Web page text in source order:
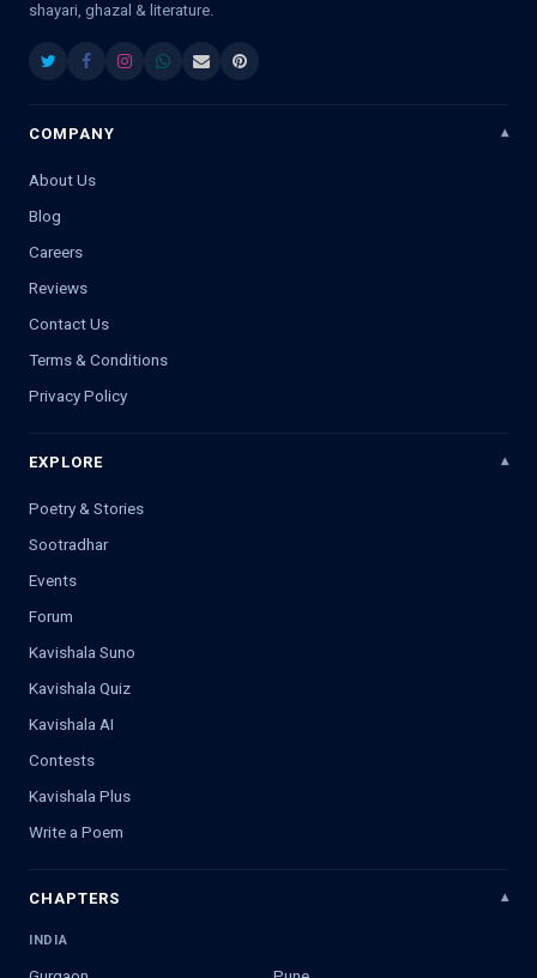
shayari, ghazal & literature.
COMPANY
About Us
Blog
Careers
Reviews
Contact Us
Terms & Conditions
Privacy Policy
EXPLORE
Poetry & Stories
Sootradhar
Events
Forum
Kavishala Suno
Kavishala Quiz
Kavishala AI
Contests
Kavishala Plus
Write a Poem
CHAPTERS
INDIA